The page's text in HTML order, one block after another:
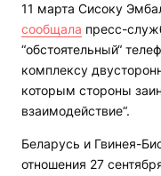
11 марта Сисоку
сообщала пресс-
“обстоятельный“
комплексу
которым стороны
взаимодействие“.
Беларусь и Гвинея-
отношения 27